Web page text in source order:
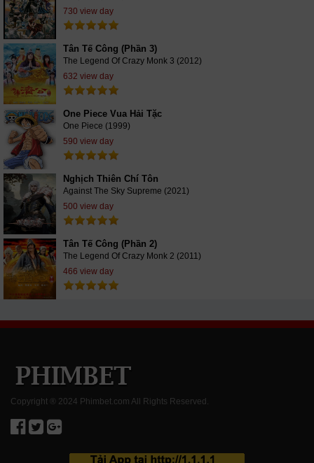
730 view day
Tân Tế Công (Phần 3)
The Legend Of Crazy Monk 3 (2012)
632 view day
One Piece Vua Hải Tặc
One Piece (1999)
590 view day
Nghịch Thiên Chí Tôn
Against The Sky Supreme (2021)
500 view day
Tân Tế Công (Phần 2)
The Legend Of Crazy Monk 2 (2011)
466 view day
Copyright ® 2024 Phimbet.com All Rights Reserved.